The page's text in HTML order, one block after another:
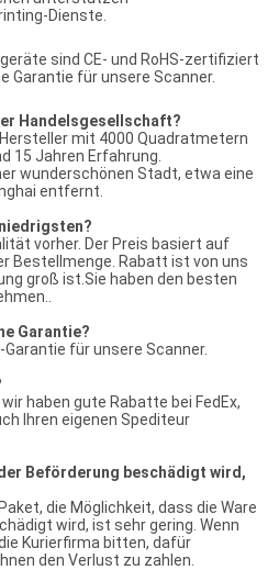
Dienste.
sind CE- und RoHS-zertifiziert
Garantie für unsere Scanner.
Handelsgesellschaft?
mit 4000 Quadratmetern
15 Jahren Erfahrung.
wunderschönen Stadt, etwa eine
entfernt.
vorher. Der Preis basiert auf
Bestellmenge. Rabatt ist von uns
groß ist.Sie haben den besten
Garantie?
für unsere Scanner.
haben gute Rabatte bei FedEx,
Ihren eigenen Spediteur
der Beförderung beschädigt wird,
die Möglichkeit, dass die Ware
wird, ist sehr gering. Wenn
Kurierfirma bitten, dafür
den Verlust zu zahlen.